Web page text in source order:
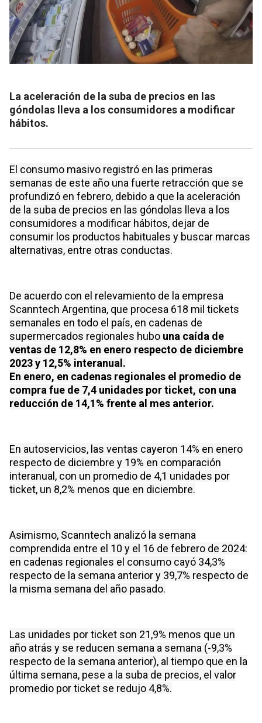
La aceleración de la suba de precios en las
góndolas lleva a los consumidores a modificar
hábitos.
El consumo masivo registró en las primeras
semanas de este año una fuerte retracción que se
profundizó en febrero, debido a que la aceleración
de la suba de precios en las góndolas lleva a los
consumidores a modificar hábitos, dejar de
consumir los productos habituales y buscar marcas
alternativas, entre otras conductas.
De acuerdo con el relevamiento de la empresa
Scanntech Argentina, que procesa 618 mil tickets
semanales en todo el país, en cadenas de
supermercados regionales hubo una caída de
ventas de 12,8% en enero respecto de diciembre
2023 y 12,5% interanual.
En enero, en cadenas regionales el promedio de
compra fue de 7,4 unidades por ticket, con una
reducción de 14,1% frente al mes anterior.
En autoservicios, las ventas cayeron 14% en enero
respecto de diciembre y 19% en comparación
interanual, con un promedio de 4,1 unidades por
ticket, un 8,2% menos que en diciembre.
Asimismo, Scanntech analizó la semana
comprendida entre el 10 y el 16 de febrero de 2024:
en cadenas regionales el consumo cayó 34,3%
respecto de la semana anterior y 39,7% respecto de
la misma semana del año pasado.
Las unidades por ticket son 21,9% menos que un
año atrás y se reducen semana a semana (-9,3%
respecto de la semana anterior), al tiempo que en la
última semana, pese a la suba de precios, el valor
promedio por ticket se redujo 4,8%.